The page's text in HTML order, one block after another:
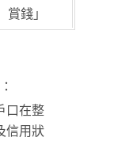
賞錢」
口在整
信用狀